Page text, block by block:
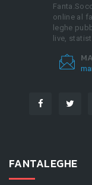
online al
leghe
live,
FANTALEGHE